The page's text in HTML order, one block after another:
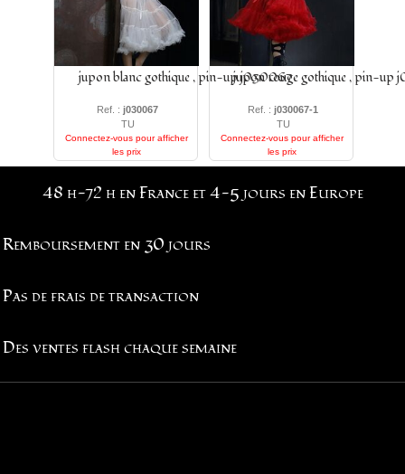
jupon blanc gothique , pin-up j030067
Ref. : j030067
TU
Connectez-vous pour afficher
les prix
jupon rouge gothique , pin-up
Ref. : j030067-1
TU
Connectez-vous pour afficher
les prix
48 h-72 h en France et 4-5 jours en Europe
Remboursement en 30 jours
Pas de frais de transaction
Des ventes flash chaque semaine